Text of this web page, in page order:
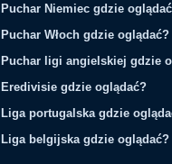
Puchar Niemiec gdzie
Puchar Włoch gdzie oglądać?
Puchar ligi angielskiej gdzie
Eredivisie gdzie oglądać?
Liga portugalska gdzie
Liga belgijska gdzie oglądać?